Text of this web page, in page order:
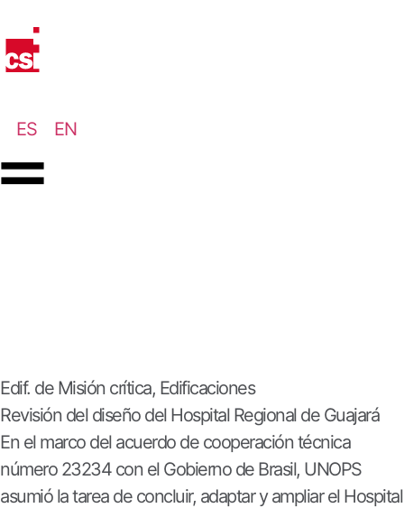
ES EN
Edif. de Misión crítica, Edificaciones
Revisión del diseño del Hospital Regional de Guajará
En el marco del acuerdo de cooperación técnica
número 23234 con el Gobierno de Brasil, UNOPS
asumió la tarea de concluir, adaptar y ampliar el Hospital